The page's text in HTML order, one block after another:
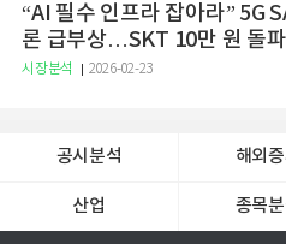
“AI 필수 인프라 잡아라” 5G
론 급부상…SKT 10만 원 돌
증권
시장분석 2026-02-23
공시분석 해외증
산업 종목